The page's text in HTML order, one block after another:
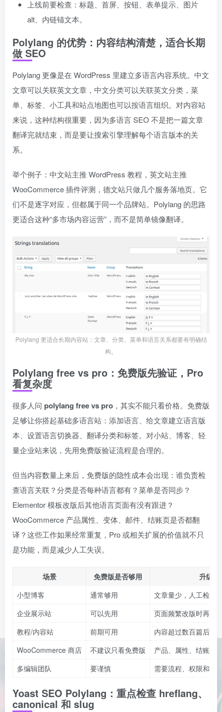
上线前要检查：标题、首屏、按钮、表单提示、图片
alt、内链锚文本。
Polylang 的优势：内容结构清楚，适合长期
做 SEO
Polylang 更像是在 WordPress 里建立多语言内容系统。中文
文章可以关联英文文章，中文分类可以关联英文分类，菜
单、标签、小工具和站点地图也可以按语言组织。对内容站
来说，这种结构很重要，因为多语言 SEO 不是把一篇文章
翻译完就结束，而是要让搜索引擎理解每个语言版本的关
系。
举个例子：中文站主推 WordPress 教程，英文站主推
WooCommerce 插件评测，德文站只做几个服务落地页。它
们不是逐字对应，但都属于同一个品牌站。Polylang 的思路
更适合这种“多市场内容运营”，而不是简单镜像翻译。
Polylang 更适合长期内容站：文章、分类、菜单和语言关系都要有明确结
构。
Polylang free vs pro：免费版先验证，Pro
看复杂度
很多人问 polylang free vs pro ，其实不能只看价格。免费版
足够让你搭起基础多语言站：添加语言、给文章建立语言版
本、设置语言切换器、翻译分类和标签。对小站、博客、轻
量企业站来说，先用免费版验证流程是合理的。
但当内容数量上来后，免费版的隐性成本会出现：谁负责检
查语言关联？分类是否每种语言都有？菜单是否同步？
Elementor 模板改版后其他语言页面有没有跟进？
WooCommerce 产品属性、变体、邮件、结账页是否都翻
译？这些工作如果经常重复，Pro 或相关扩展的价值就不只
是功能，而是减少人工失误。
场景 免费版是否够用
升级判
小型博客
通常够用
文章量少，人工检查
企业展示站
可以先用
页面频繁改版时再评
教程/内容站
前期可用
内容超过数百篇后要
WooCommerce 商店
不建议只看免费版
产品、属性、结账、
多编辑团队
要谨慎 需要流程、权限和检
Yoast SEO Polylang：重点检查 hreflang、
canonical 和 slug